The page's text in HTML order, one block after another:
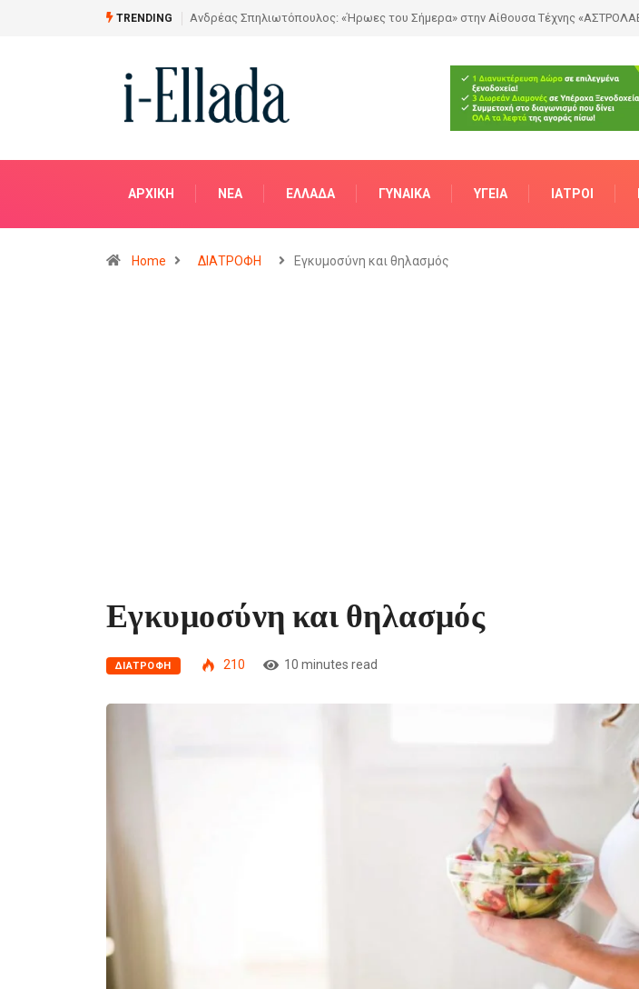
TRENDING Από το Σχέδιο στην Πραγματικότητα
ΑΡΧΙΚΗ NΈΑ ΕΛΛΆΔΑ ΓΥΝΑΊΚΑ ΥΓΕΊΑ ΙΑΤΡΟΊ
Home ΔΙΑΤΡΟΦΗ Εγκυμοσύνη και θηλασμός
Εγκυμοσύνη και θηλασμός
ΔΙΑΤΡΟΦΗ 210 10 minutes read